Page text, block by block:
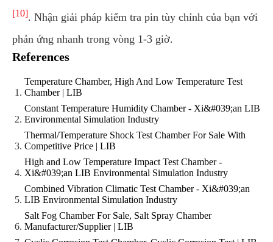
[10]. Nhận giải pháp kiểm tra pin tùy chỉnh của bạn với
phản ứng nhanh trong vòng 1-3 giờ.
References
Temperature Chamber, High And Low Temperature Test
Chamber | LIB
Constant Temperature Humidity Chamber - Xi&#039;an LIB
Environmental Simulation Industry
Thermal/Temperature Shock Test Chamber For Sale With
Competitive Price | LIB
High and Low Temperature Impact Test Chamber -
Xi&#039;an LIB Environmental Simulation Industry
Combined Vibration Climatic Test Chamber - Xi&#039;an
LIB Environmental Simulation Industry
Salt Fog Chamber For Sale, Salt Spray Chamber
Manufacturer/Supplier | LIB